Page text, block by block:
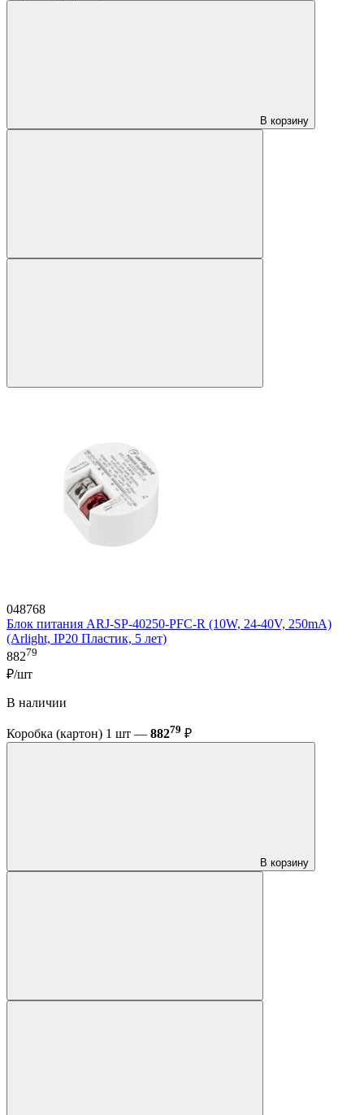
В корзину
048768
Блок питания ARJ-SP-40250-PFC-R (10W, 24-40V, 250mA)
(Arlight, IP20 Пластик, 5 лет)
88279
₽/шт
В наличии
Коробка (картон) 1 шт — 88279 ₽
В корзину